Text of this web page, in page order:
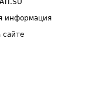
информация
сайте